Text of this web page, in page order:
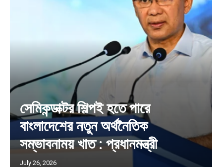
সেমিকন্ডাক্টর শিল্পই হতে পারে
বাংলাদেশের নতুন অর্থনৈতিক
সম্ভাবনাময় খাত : প্রধানমন্ত্রী
July 26, 2026